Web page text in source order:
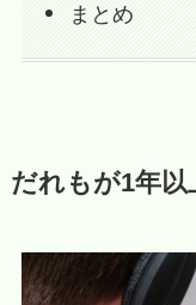
まとめ
だれもが1年